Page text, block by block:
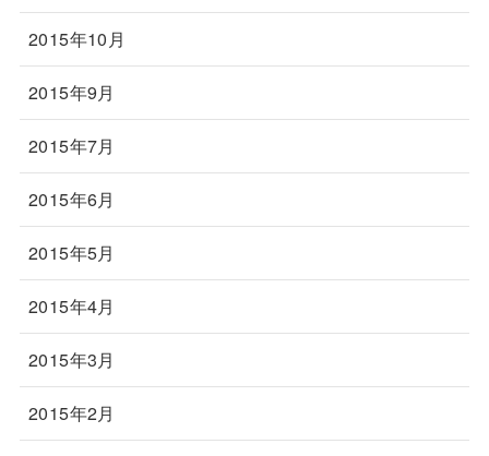
2015年10月
2015年9月
2015年7月
2015年6月
2015年5月
2015年4月
2015年3月
2015年2月